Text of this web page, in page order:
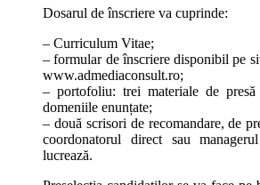
Dosarul de înscriere va cuprinde:
– Curriculum Vitae;
– formular de înscriere disponibil pe
www.admediaconsult.ro;
– portofoliu: trei materiale de presă
domeniile enunțate;
– două scrisori de recomandare, de
coordonatorul direct sau
lucrează.